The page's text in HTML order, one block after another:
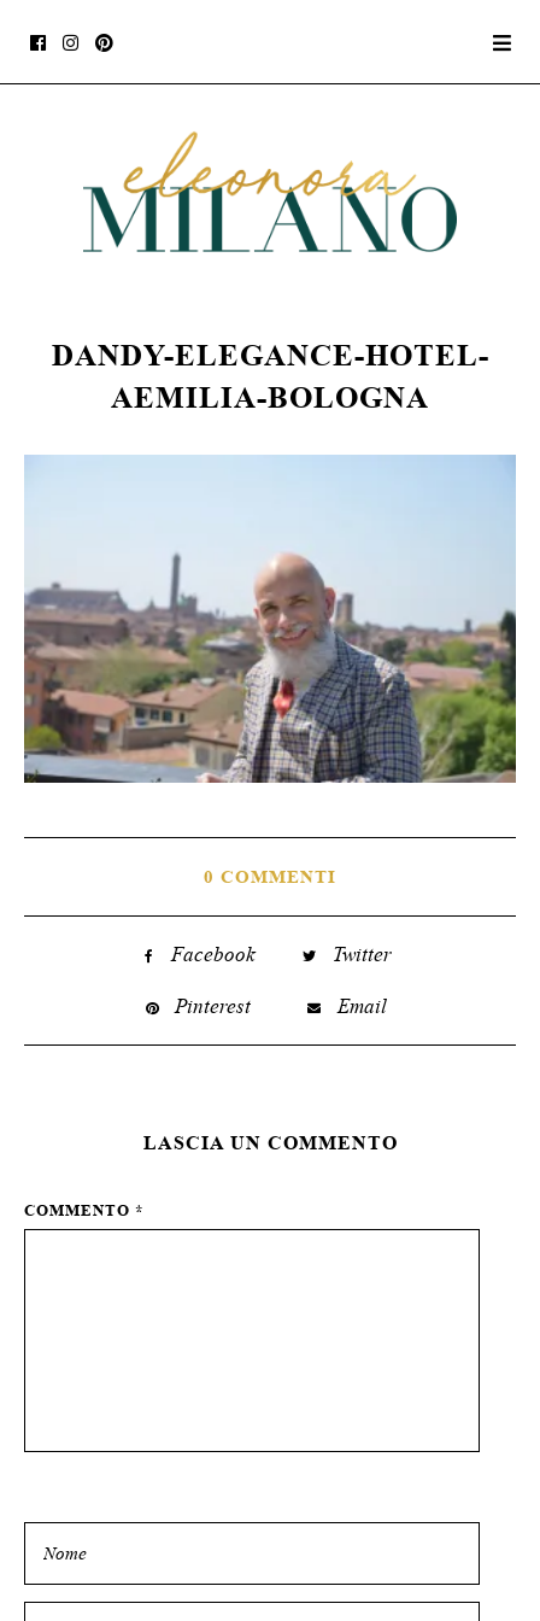
DANDY-ELEGANCE-HOTEL-
AEMILIA-BOLOGNA
0 COMMENTI
Facebook
Twitter
Pinterest
Email
LASCIA UN COMMENTO
COMMENTO *